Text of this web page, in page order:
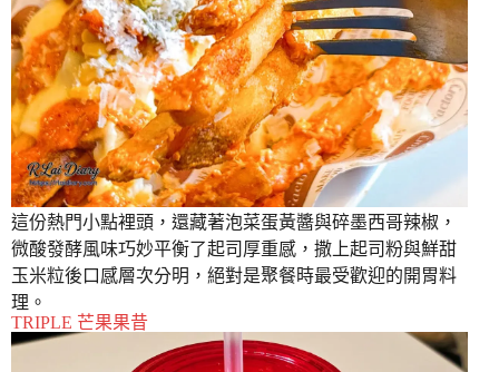
這份熱門小點裡頭，還藏著泡菜蛋黃醬與碎墨西哥辣椒，
微酸發酵風味巧妙平衡了起司厚重感，撒上起司粉與鮮甜
玉米粒後口感層次分明，絕對是聚餐時最受歡迎的開胃料
理。
TRIPLE 芒果果昔